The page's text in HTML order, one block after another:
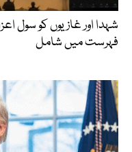
فہرست میں شامل